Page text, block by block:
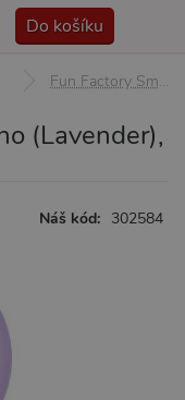
Fun Factory Smartball Uno (Lavender), venušiny kuličky
(Lavender),
Náš kód: 302584
Do košíku